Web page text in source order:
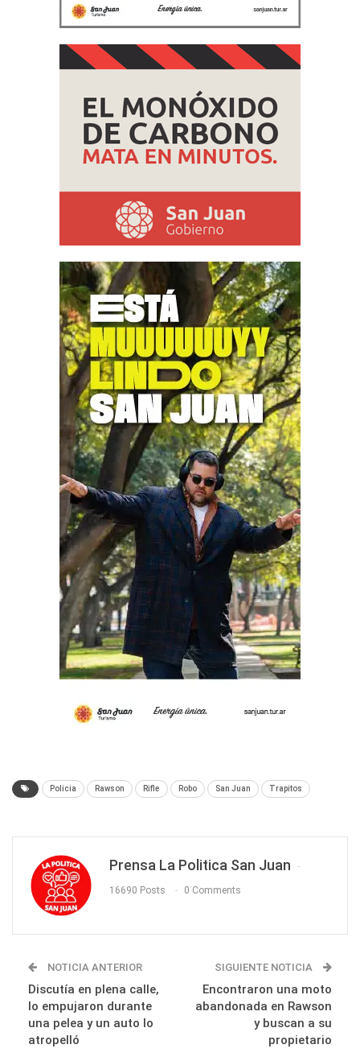
Policia Rawson Rifle Robo San Juan Trapitos
Prensa La Politica San Juan
16690 Posts 0 Comments
NOTICIA ANTERIOR
Discutía en plena calle,
lo empujaron durante
una pelea y un auto lo
atropelló
SIGUIENTE NOTICIA
Encontraron una moto
abandonada en Rawson
y buscan a su
propietario